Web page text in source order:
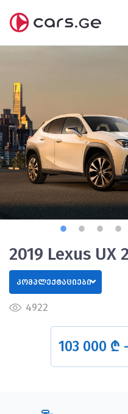
2019 Lexus UX
კომპლექტაციები
4922
103 000 ₾